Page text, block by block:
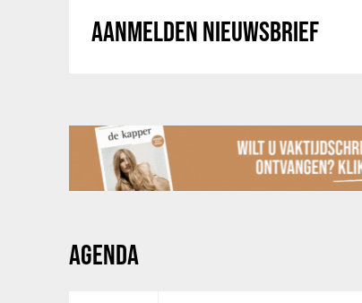
AANMELDEN NIEUWSBRIEF
AGENDA